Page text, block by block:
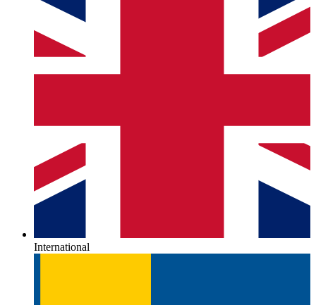
International